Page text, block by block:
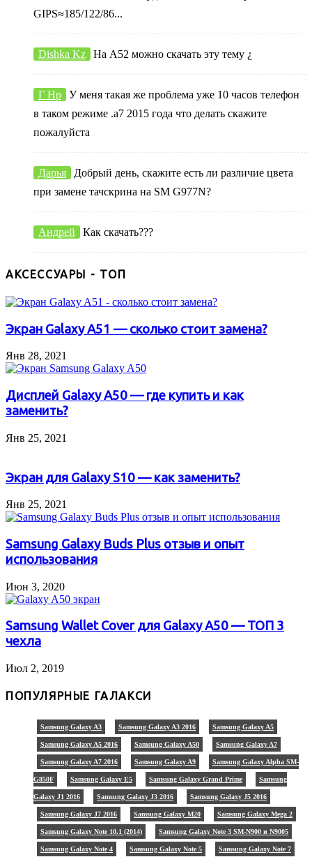
GIPS≈185/122/86...
Dishka Kz На А52 можно скачать эту тему ¿
Г Нр
У меня такая же проблема уже 10 часов телефон
в таком режиме .а7 2015 года что делать скажите
пожалуйста
Дарья
Добрый день, скажите есть ли различие цвета
при замене тачскрина на SM G977N?
Андрей Как скачать???
АКСЕССУАРЫ - ТОП
Экран Galaxy A51 — сколько стоит замена?
Янв 28, 2021
Дисплей Galaxy A50 — где купить и как
заменить?
Янв 25, 2021
Экран для Galaxy S10 — как заменить?
Янв 25, 2021
Samsung Galaxy Buds Plus отзыв и опыт
использования
Июн 3, 2020
Samsung Wallet Cover для Galaxy A50 — ТОП 3
чехла
Июл 2, 2019
ПОПУЛЯРНЫЕ ГАЛАКСИ
Samsung Galaxy A3 Samsung Galaxy A3 2016 Samsung Galaxy A5
Samsung Galaxy A5 2016 Samsung Galaxy A50 Samsung Galaxy A7
Samsung Galaxy A7 2016 Samsung Galaxy A9 Samsung Galaxy Alpha SM-
G850F Samsung Galaxy E5 Samsung Galaxy Grand Prime Samsung
Galaxy J1 2016 Samsung Galaxy J3 2016 Samsung Galaxy J5 2016
Samsung Galaxy J7 2016 Samsung Galaxy M20 Samsung Galaxy Mega 2
Samsung Galaxy Note 10.1 (2014) Samsung Galaxy Note 3 SM-N900 и N9005
Samsung Galaxy Note 4 Samsung Galaxy Note 5 Samsung Galaxy Note 7